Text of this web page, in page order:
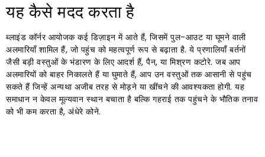
यह कैसे मदद करता है
ब्लाइंड कॉर्नर आयोजक कई डिज़ाइन में आते हैं, जिसमें पुल-आउट या घूमने वाली
अलमारियाँ शामिल हैं, जो पहुंच को महत्वपूर्ण रूप से बढ़ाता है. ये प्रणालियाँ बर्तनों
जैसी बड़ी वस्तुओं के भंडारण के लिए आदर्श हैं, पैन, या मिश्रण कटोरे. जब आप
अलमारियों को बाहर निकालते हैं या घुमाते हैं, आप उन वस्तुओं तक आसानी से पहुंच
सकते हैं जिन्हें अन्यथा अजीब तरह से मोड़ने या खींचने की आवश्यकता होगी. यह
समाधान न केवल मूल्यवान स्थान बचाता है बल्कि गहराई तक पहुंचने के भौतिक तनाव
को भी कम करता है, अंधेरे कोने.